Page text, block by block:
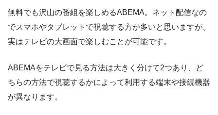
無料でも沢山の番組を楽しめるABEMA。ネット配信なの
でスマホやタブレットで視聴する方が多いと思いますが、
実はテレビの大画面で楽しむことが可能です。
ABEMAをテレビで見る方法は大きく分けて2つあり、ど
ちらの方法で視聴するかによって利用する端末や接続機器
が異なります。